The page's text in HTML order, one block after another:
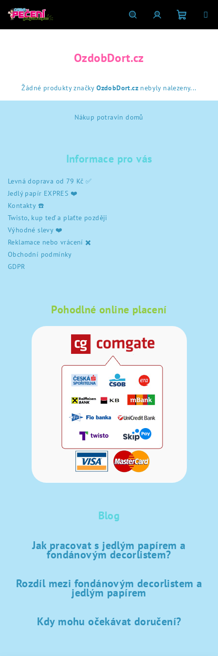
HledatPřihlášeníNákupní
OzdobDort.cz
Žádné produkty značkyOzdobDort.cz nebyly nalezeny...
Nákup potravin domů
Informace pro vás
Levná doprava od 79 Kč ✅
Jedlý papír EXPRES ❤️
Kontakty ☎️
Twisto, kup teď a plaťte později
Výhodné slevy ❤️
Reklamace nebo vrácení ✖️
Obchodní podmínky
GDPR
Pohodlné online placení
Blog
Jak pracovat s jedlým papírem a
fondánovým decorlistem?
Rozdíl mezi fondánovým decorlistem a
jedlým papírem
Kdy mohu očekávat doručení?